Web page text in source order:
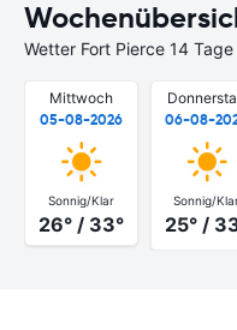
Wetter Fort Pierce 14 Tage
Mittwoch
05-08-2026
Sonnig/Klar
26° / 33°
06-08-
Sonnig/
25° /